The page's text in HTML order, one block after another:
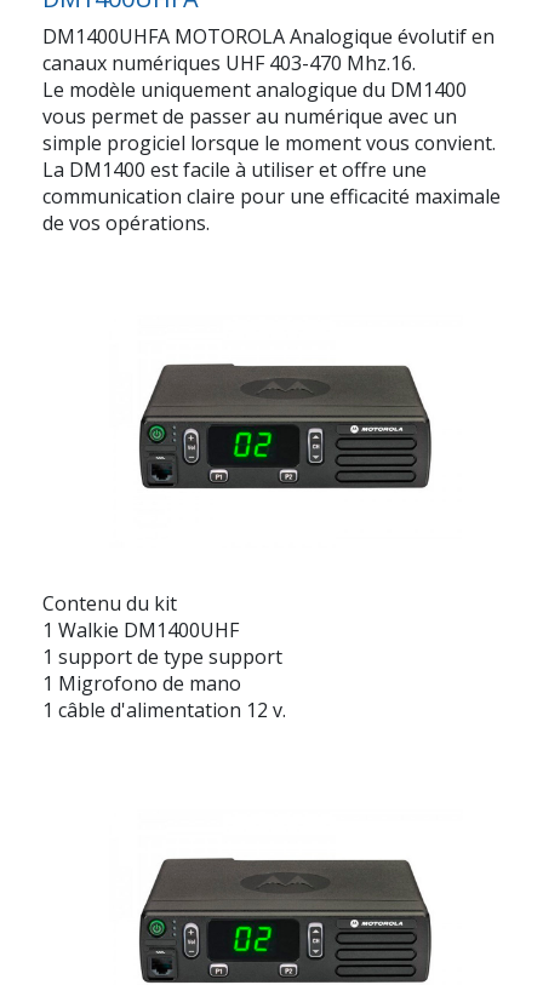
DM1400UHFA MOTOROLA Analogique évolutif en
canaux numériques UHF 403-470 Mhz.16.
Le modèle uniquement analogique du DM1400
vous permet de passer au numérique avec un
simple progiciel lorsque le moment vous convient.
La DM1400 est facile à utiliser et offre une
communication claire pour une efficacité maximale
de vos opérations.
Contenu du kit
1 Walkie DM1400UHF
1 support de type support
1 Migrofono de mano
1 câble d'alimentation 12 v.